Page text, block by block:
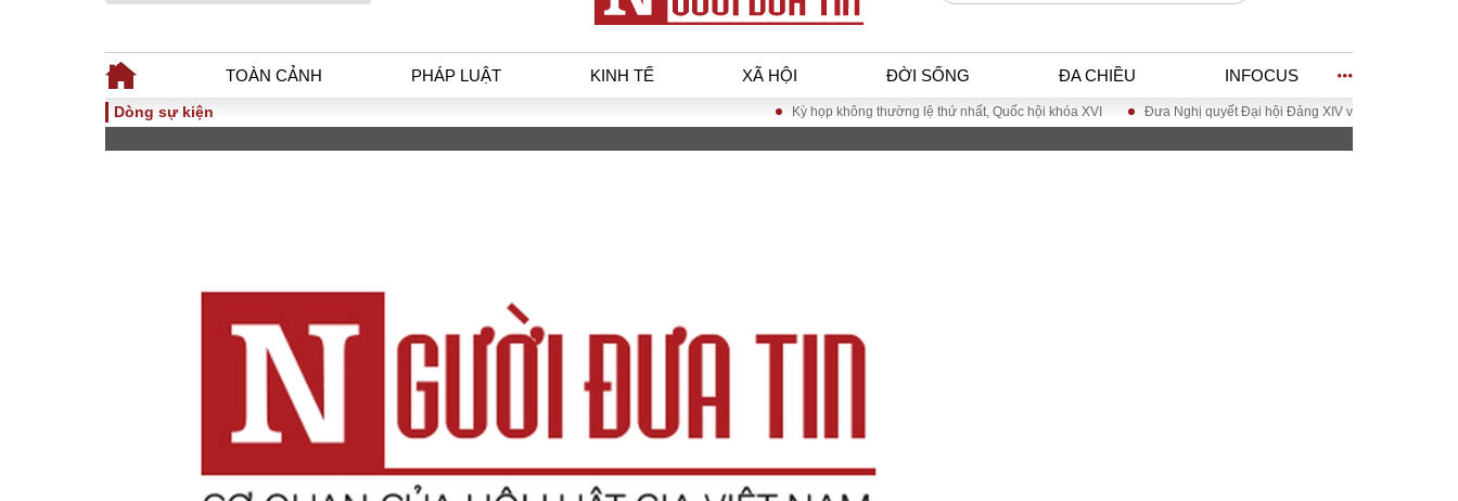
TOÀN CẢNH PHÁP LUẬT KINH TẾ XÃ HỘI ĐỜI SỐNG ĐA CHIỀU INFOCUS
TOÀN CẢNH PHÁP LUẬT
Tiếng nói công dân
An ninh - Hình sự
KINH TẾ
nghiệp
Tiêu dùng và dư
luận
Công nghệ
XÃ HỘI ĐỜI SỐNG
Dòng sự kiện Kỳ họp không thường lệ thứ nhất, Quốc hội khóa XVI Đưa Nghị quyết Đại hội Đảng XIV vào cuộc sống